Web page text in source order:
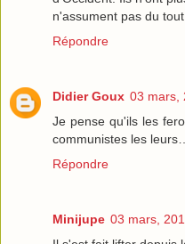
n'assument pas du
Répondre
Didier Goux 03 mars,
Je pense qu'ils les
communistes les
Répondre
Minijupe 03 mars,